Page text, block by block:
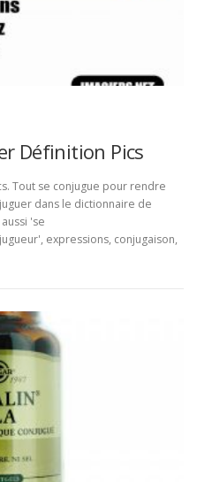
Définition Pics
Tout se conjugue pour rendre
dans le dictionnaire de
'se
expressions, conjugaison,